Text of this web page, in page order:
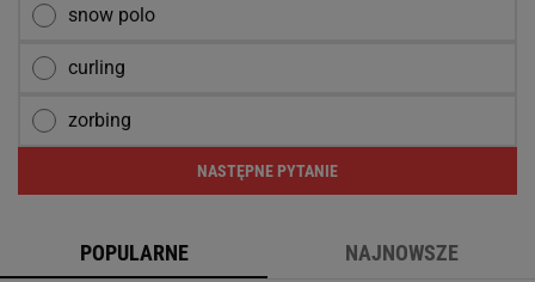
snow polo
curling
zorbing
NASTĘPNE PYTANIE
POPULARNE NAJNOWSZE